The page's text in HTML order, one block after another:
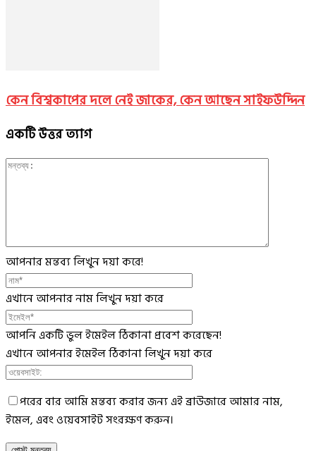
কেন বিশ্বকাপের দলে নেই জাকের, কেন আছেন সাইফউদ্দিন
একটি উত্তর ত্যাগ
আপনার মন্তব্য লিখুন দয়া করে!
এখানে আপনার নাম লিখুন দয়া করে
আপনি একটি ভুল ইমেইল ঠিকানা প্রবেশ করেছেন!
এখানে আপনার ইমেইল ঠিকানা লিখুন দয়া করে
পরের বার আমি মন্তব্য করার জন্য এই ব্রাউজারে আমার নাম,
ইমেল, এবং ওয়েবসাইট সংরক্ষণ করুন।